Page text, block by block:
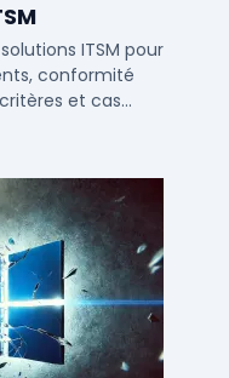
ITSM pour
conformité
et cas